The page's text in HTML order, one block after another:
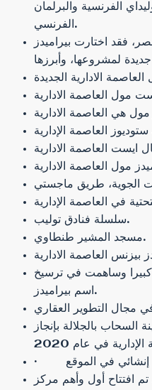
الفرنسية والبرلمان
الفرنسي.
فقد اختارت بيراميدز
سلسلة فنادق توليب.
مسجد المشير طنطاوي.
وساهمت في ترسيخ
اسم بيراميدز.
بالجلالة بإنجاز
افتتاح أول وأهم مركز